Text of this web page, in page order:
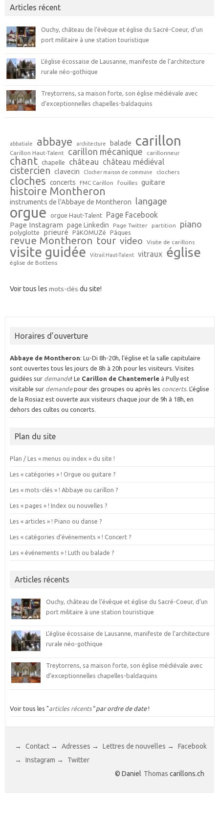
Articles récent
Ouchy, château de l’évêque et église du Sacré-Coeur, d’un
port militaire à une station touristique
L’église écossaise de Lausanne, manifeste de l’architecture
rurale néo-gothique
Treytorrens, sa maison forte, son église médiévale avec
d’exceptionnelles chapelles-baldaquins
abbatiale abbaye architecture balade carillon
Carillon Haut-Talent carillon mécanique carillonneur
chant chapelle château château médiéval
cistercien clavecin Clocher maison de commune clochers
cloches concerts FMC Carillon fouilles guitare
histoire Montheron
instruments de l'Abbaye de Montheron langage
orgue orgue Haut-Talent Page Facebook
Page Instagram page Linkedin Page Twitter partition piano
polyglotte prieuré PâKOMUZé Pâques
revue Montheron tour video Visite de carillons
visite guidée Vitrail Haut-Talent vitraux église
église de Bottens
Voir tous les mots-clés du site!
Horaires d’ouverture
Abbaye de Montheron: Lu-Di 8h-20h, l’église et la salle capitulaire
sont ouvertes tous les jours de 8h à 20h pour les visiteurs. Visites
guidées sur demande! Le Carillon de Chantemerleà Pully est
visitable sur demandepour des groupes ou après les concerts. L'église
de la Rosiaz est ouverte aux visiteurs chaque jour de 9h à 18h, en
dehors des cultes ou concerts.
Plan du site
Plan / Les « menus ou index » du site !
Les « catégories » ! Orgue ou guitare ?
Les « mots-clés » ! Abbaye ou carillon ?
Les « pages » ! Index ou nouvelles ?
Les « articles » ! Piano ou danse ?
Les « catégories d’événements » ! Concert ?
Les « événements » ! Luth ou balade ?
Articles récents
Ouchy, château de l’évêque et église du Sacré-Coeur, d’un
port militaire à une station touristique
L’église écossaise de Lausanne, manifeste de l’architecture
rurale néo-gothique
Treytorrens, sa maison forte, son église médiévale avec
d’exceptionnelles chapelles-baldaquins
Voir tous les "articles récents" par ordre de date!
→ Contact → Adresses → Lettres de nouvelles →
Facebook
→
Instagram →
Twitter
© Daniel Thomas carillons.ch